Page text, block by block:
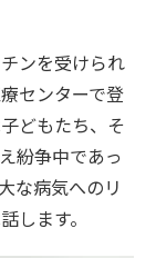
ンを受けられ
センターで登
どもたち、そ
紛争中であっ
な病気へのリ
します。